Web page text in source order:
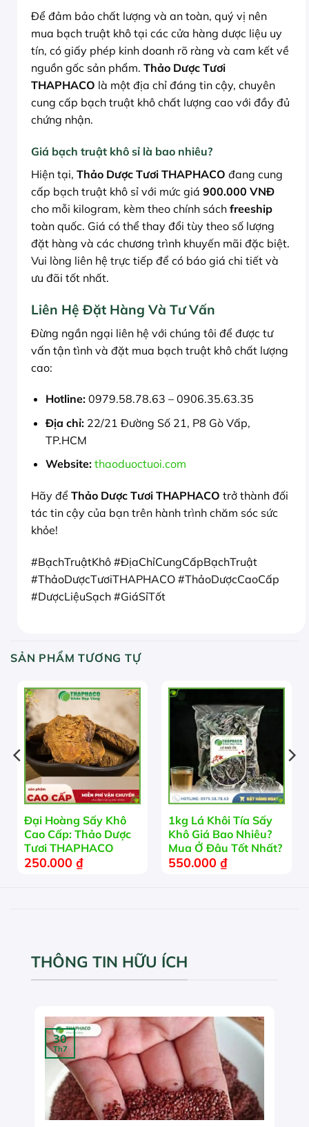
Để đảm bảo chất lượng và an toàn, quý vị nên
mua bạch truật khô tại các cửa hàng dược liệu uy
tín, có giấy phép kinh doanh rõ ràng và cam kết về
nguồn gốc sản phẩm. Thảo Dược Tươi
THAPHACO là một địa chỉ đáng tin cậy, chuyên
cung cấp bạch truật khô chất lượng cao với đầy đủ
chứng nhận.
Giá bạch truật khô sỉ là bao nhiêu?
Hiện tại, Thảo Dược Tươi THAPHACO đang cung
cấp bạch truật khô sỉ với mức giá 900.000 VNĐ
cho mỗi kilogram, kèm theo chính sách freeship
toàn quốc. Giá có thể thay đổi tùy theo số lượng
đặt hàng và các chương trình khuyến mãi đặc biệt.
Vui lòng liên hệ trực tiếp để có báo giá chi tiết và
ưu đãi tốt nhất.
Liên Hệ Đặt Hàng Và Tư Vấn
Đừng ngần ngại liên hệ với chúng tôi để được tư
vấn tận tình và đặt mua bạch truật khô chất lượng
cao:
Hotline:0979.58.78.63 – 0906.35.63.35
Địa chỉ:22/21 Đường Số 21, P8 Gò Vấp,
TP.HCM
Website: thaoduoctuoi.com
Hãy để Thảo Dược Tươi THAPHACO trở thành đối
tác tin cậy của bạn trên hành trình chăm sóc sức
khỏe!
#BạchTruậtKhô #ĐịaChỉCungCấpBạchTruật
#ThảoDượcTươiTHAPHACO #ThảoDượcCaoCấp
#DượcLiệuSạch #GiáSỉTốt
SẢN PHẨM TƯƠNG TỰ
Đại Hoàng Sấy Khô
Cao Cấp: Thảo Dược
Tươi THAPHACO
250.000 ₫
1kg Lá Khôi Tía Sấy
Khô Giá Bao Nhiêu?
Mua Ở Đâu Tốt Nhất?
550.000 ₫
THÔNG TIN HỮU ÍCH
30
Th7